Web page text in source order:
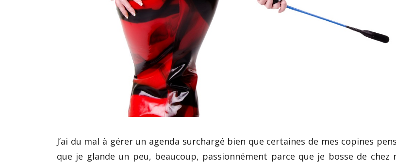
J’ai du mal à gérer un agenda surchargé bien que certaines de mes copines
que je glande un peu, beaucoup, passionnément parce que je bosse de chez